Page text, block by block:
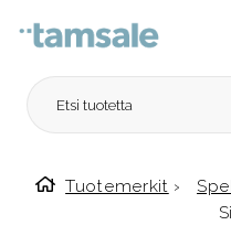
Etusivulle
Tuotemerkit ›